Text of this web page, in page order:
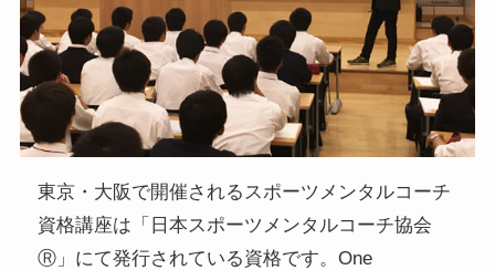
東京・大阪で開催されるスポーツメンタルコーチ
資格講座は「日本スポーツメンタルコーチ協会
Ⓡ」にて発行されている資格です。One